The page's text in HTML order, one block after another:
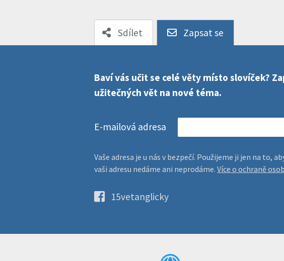
Sdílet Zapsat se
Baví vás učit se celé věty místo slovíček?
užitečných vět na nové téma.
E-mailová adresa
Vaše adresa je u nás v bezpečí. Použijeme ji jen na
vaši adresu nedáme ani neprodáme. Více o ochraně
15vetanglicky